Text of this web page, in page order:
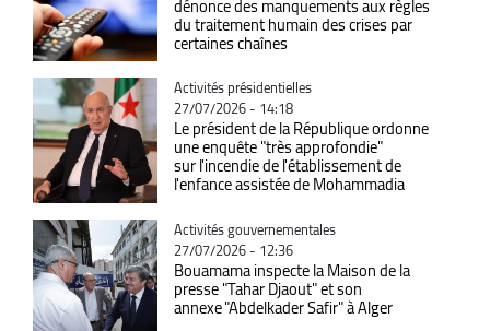
du traitement humain des crises par
certaines chaînes
Catégorie
Activités présidentielles
27/07/2026 - 14:18
Le président de la République ordonne
une enquête "très approfondie"
sur l'incendie de l'établissement de
l'enfance assistée de Mohammadia
Catégorie
Activités gouvernementales
27/07/2026 - 12:36
Bouamama inspecte la Maison de la
presse "Tahar Djaout" et son
annexe "Abdelkader Safir" à Alger